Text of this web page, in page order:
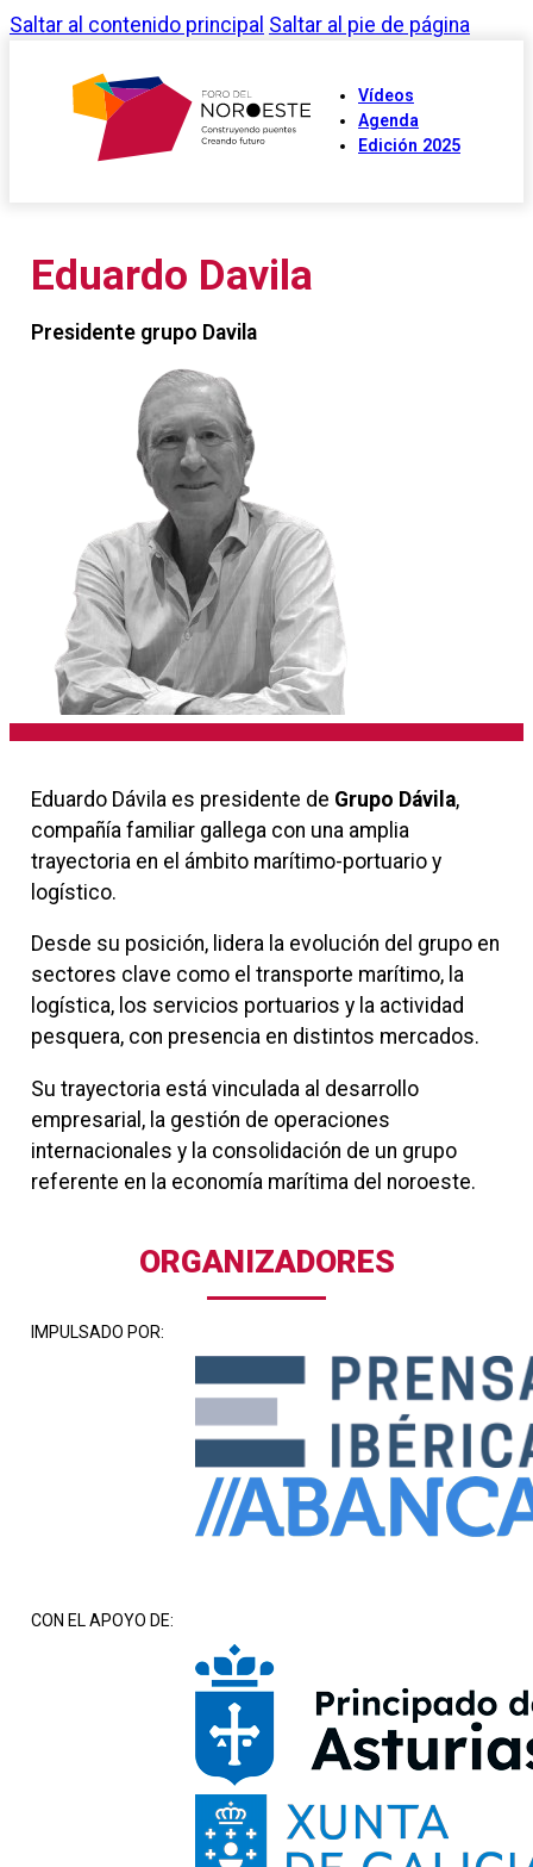
Saltar al contenido principal Saltar al pie de página
Vídeos
Agenda
Edición 2025
Eduardo Davila
Presidente grupo Davila
Eduardo Dávila es presidente de Grupo Dávila,
compañía familiar gallega con una amplia
trayectoria en el ámbito marítimo-portuario y
logístico.
Desde su posición, lidera la evolución del grupo en
sectores clave como el transporte marítimo, la
logística, los servicios portuarios y la actividad
pesquera, con presencia en distintos mercados.
Su trayectoria está vinculada al desarrollo
empresarial, la gestión de operaciones
internacionales y la consolidación de un grupo
referente en la economía marítima del noroeste.
ORGANIZADORES
IMPULSADO POR:
CON EL APOYO DE: